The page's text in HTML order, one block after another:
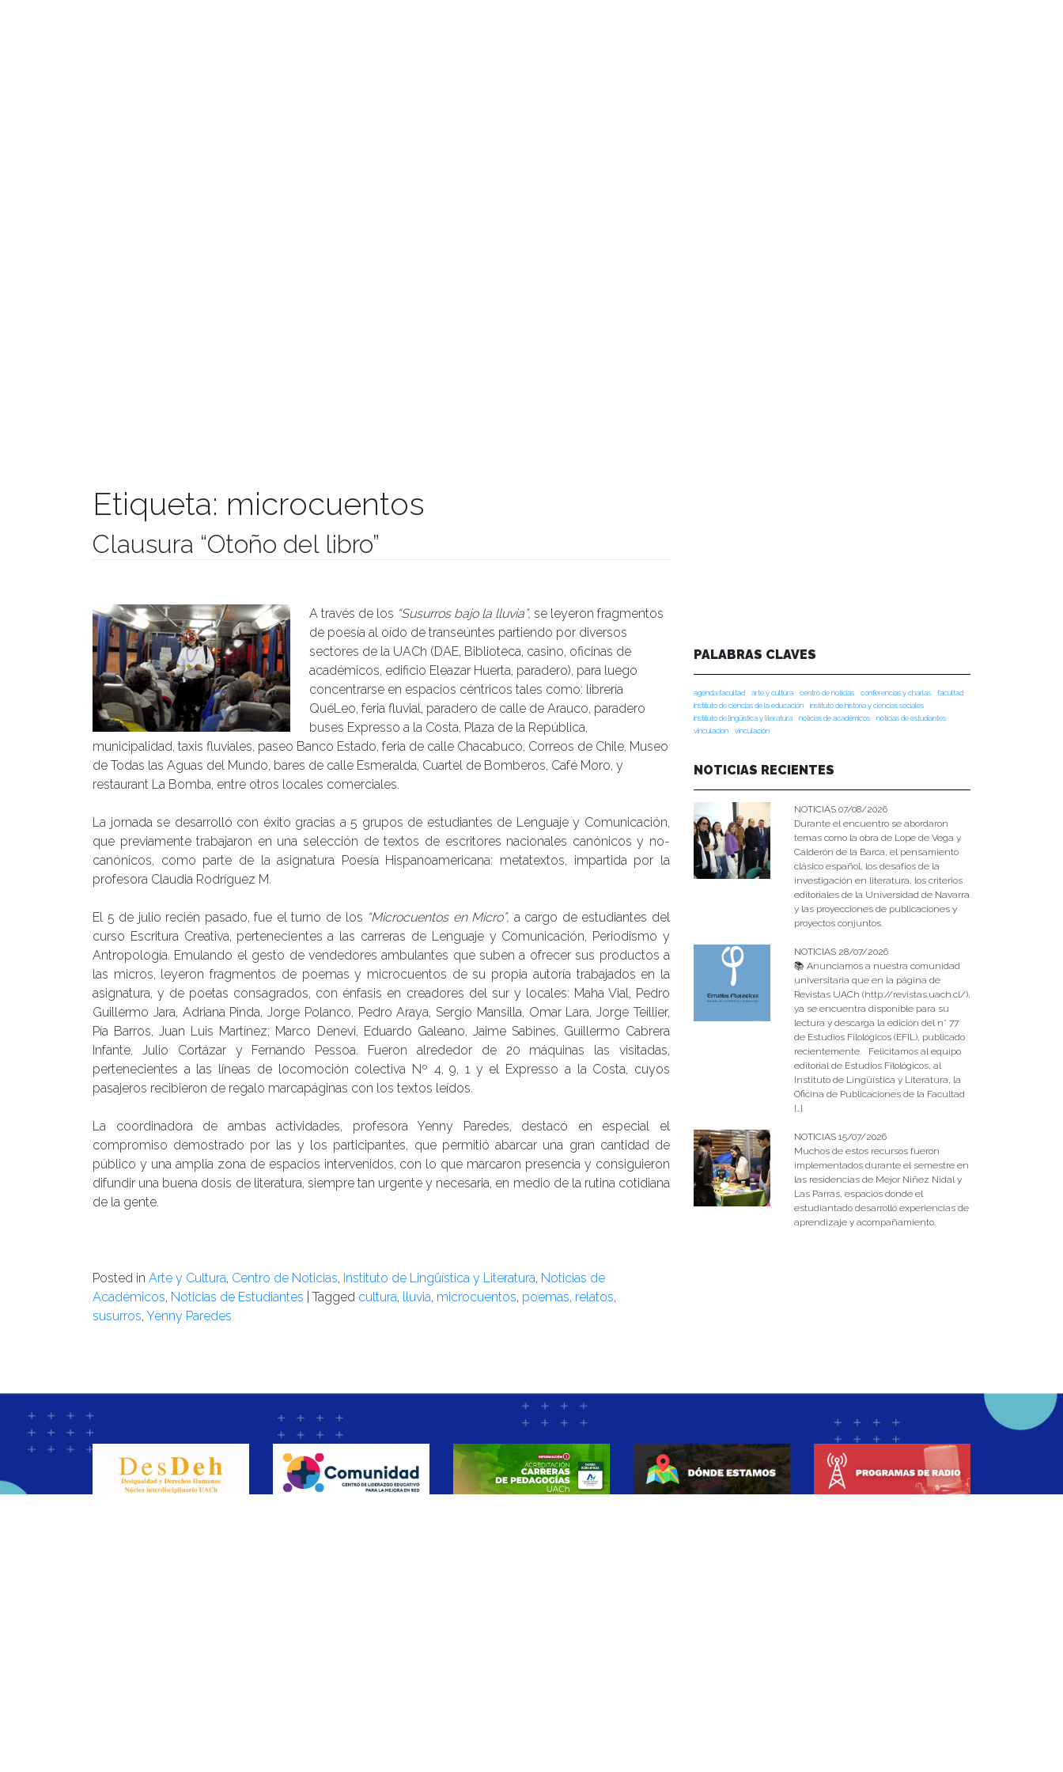
Etiqueta: microcuentos
Clausura “Otoño del libro”
A través de los “Susurros bajo la lluvia”, se leyeron fragmentos
de poesía al oído de transeúntes partiendo por diversos
sectores de la UACh (DAE, Biblioteca, casino, oficinas de
académicos, edificio Eleazar Huerta, paradero), para luego
concentrarse en espacios céntricos tales como: librería
QuéLeo, feria fluvial, paradero de calle de Arauco, paradero
buses Expresso a la Costa, Plaza de la República,
municipalidad, taxis fluviales, paseo Banco Estado, feria de calle Chacabuco, Correos de Chile, Museo
de Todas las Aguas del Mundo, bares de calle Esmeralda, Cuartel de Bomberos, Café Moro, y
restaurant La Bomba, entre otros locales comerciales.
La jornada se desarrolló con éxito gracias a 5 grupos de estudiantes de Lenguaje y Comunicación,
que previamente trabajaron en una selección de textos de escritores nacionales canónicos y no-
canónicos, como parte de la asignatura Poesía Hispanoamericana: metatextos, impartida por la
profesora Claudia Rodríguez M.
El 5 de julio recién pasado, fue el turno de los “Microcuentos en Micro”, a cargo de estudiantes del
curso Escritura Creativa, pertenecientes a las carreras de Lenguaje y Comunicación, Periodismo y
Antropología. Emulando el gesto de vendedores ambulantes que suben a ofrecer sus productos a
las micros, leyeron fragmentos de poemas y microcuentos de su propia autoría trabajados en la
asignatura, y de poetas consagrados, con énfasis en creadores del sur y locales: Maha Vial, Pedro
Guillermo Jara, Adriana Pinda, Jorge Polanco, Pedro Araya, Sergio Mansilla, Omar Lara, Jorge Teillier,
Pía Barros, Juan Luis Martínez; Marco Denevi, Eduardo Galeano, Jaime Sabines, Guillermo Cabrera
Infante, Julio Cortázar y Fernando Pessoa. Fueron alrededor de 20 máquinas las visitadas,
pertenecientes a las líneas de locomoción colectiva Nº 4, 9, 1 y el Expresso a la Costa, cuyos
pasajeros recibieron de regalo marcapáginas con los textos leídos.
La coordinadora de ambas actividades, profesora Yenny Paredes, destacó en especial el
compromiso demostrado por las y los participantes, que permitió abarcar una gran cantidad de
público y una amplia zona de espacios intervenidos, con lo que marcaron presencia y consiguieron
difundir una buena dosis de literatura, siempre tan urgente y necesaria, en medio de la rutina cotidiana
de la gente.
Posted in Arte y Cultura, Centro de Noticias, Instituto de Lingüística y Literatura, Noticias de
Académicos, Noticias de Estudiantes Tagged cultura, lluvia, microcuentos, poemas, relatos,
susurros, Yenny Paredes
PALABRAS CLAVES
agenda facultad arte y cultura centro de noticias conferencias y charlas
facultad
instituto de ciencias de la educación
instituto de historia y ciencias sociales
instituto de lingüística y literatura
noticias de académicos
noticias de estudiantes
vinculacion
vinculación
NOTICIAS RECIENTES
NOTICIAS 07/08/2026
Durante el encuentro se abordaron
temas como la obra de Lope de Vega y
Calderón de la Barca, el pensamiento
clásico español, los desafíos de la
investigación en literatura, los criterios
editoriales de la Universidad de Navarra
y las proyecciones de publicaciones y
proyectos conjuntos.
NOTICIAS 28/07/2026
📚 Anunciamos a nuestra comunidad
universitaria que en la página de
Revistas UACh (http://revistas.uach.cl/),
ya se encuentra disponible para su
lectura y descarga la edición del n° 77
de Estudios Filológicos (EFIL), publicado
recientemente. Felicitamos al equipo
editorial de Estudios Filológicos, al
Instituto de Lingüística y Literatura, la
Oficina de Publicaciones de la Facultad
[…]
NOTICIAS 15/07/2026
Muchos de estos recursos fueron
implementados durante el semestre en
las residencias de Mejor Niñez Nidal y
Las Parras, espacios donde el
estudiantado desarrolló experiencias de
aprendizaje y acompañamiento.